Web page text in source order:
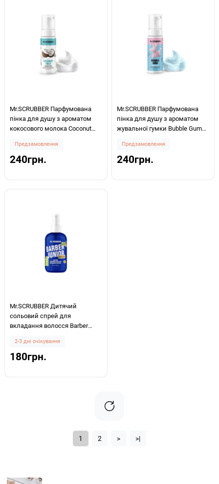
Mr.SCRUBBER Парфумована
пінка для душу з ароматом
кокосового молока Coconut
Предзамовлення
240грн.
Mr.SCRUBBER Парфумована
пінка для душу з ароматом
жувальної гумки Bubble Gum
Предзамовлення
240грн.
Mr.SCRUBBER Дитячий
сольовий спрей для
вкладання волосся Barber
2-3 дні очікування
180грн.
1 2 > >|